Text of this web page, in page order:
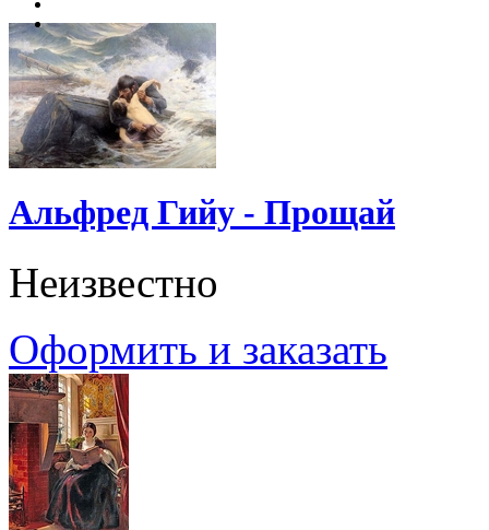
Альфред Гийу - Прощай
Неизвестно
Оформить и заказать